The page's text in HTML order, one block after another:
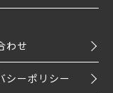
わせ
シーポリシー